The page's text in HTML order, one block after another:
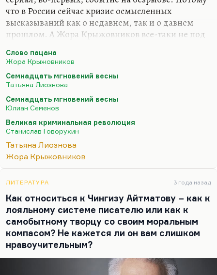
что в России сейчас кризис осмысленных
высказываний как о недавнем, так и о давнем
прошлом. А Жора Крыжовников все-таки не под
профессионал. Он умеет делать кино, это не
пропьешь, что называется. Это врожденное.
Но и безрыбье, конечно, полное. Оно такое
советское, когда главным событием десятилетия
были «Семнадцать мгновений весны». При этом
это очень хороший сериал – «Семнадцать
мгновений весны». Это тоже осмысленное,
блистательное высказывание, стилистически
очень интересное, с очень интересной…
Слово пацана
Жора Крыжовников
Семнадцать мгновений весны
Татьяна Лиознова
Семнадцать мгновений весны
Юлиан Семенов
Великая криминальная революция
Станислав Говорухин
Татьяна Лиознова
Жора Крыжовников
ЛИТЕРАТУРА 3 года назад
Как относиться к Чингизу Айтматову – как к
лояльному системе писателю или как к
самобытному творцу со своим моральным
компасом? Не кажется ли он вам слишком
нравоучительным?